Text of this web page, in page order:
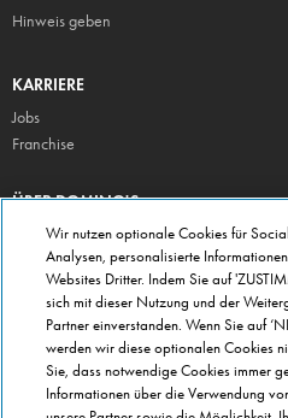
Hinweis geben
KARRIERE
Jobs
Franchise
ÜBER DOMINO'S
Storesuche
Presse
Domino's App
Unternehmen
Geschenkgutscheine
Cookie Einstellungen
Wir nutzen optionale Cookies für
Analysen, personalisierte
Websites Dritter. Indem Sie auf
sich mit dieser Nutzung und der
Partner einverstanden. Wenn Sie auf
werden wir diese optionalen Cookies
Sie, dass notwendige Cookies immer
Informationen über die Verwendung